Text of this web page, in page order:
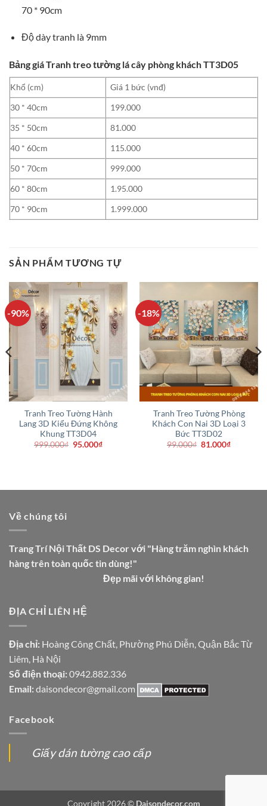
70 * 90cm
Độ dày tranh là 9mm
Bảng giá Tranh treo tường lá cây phòng khách TT3D05
Khổ (cm)
Giá 1 bức (vnđ)
30 * 40cm
199.000
35 * 50cm
81.000
40 * 60cm
115.000
50 * 70cm
999.000
60 * 80cm
1.95.000
70 * 90cm
1.999.000
SẢN PHẨM TƯƠNG TỰ
-90%
Tranh Treo Tường Hành
Lang 3D Kiểu Đứng Không
Khung TT3D04
999.000₫ Giá
95.000₫Giá
-18%
Tranh Treo Tường Phòng
Khách Con Nai 3D Loại 3
Bức TT3D02
99.000₫ Giá
81.000₫Giá
Về chúng tôi
Trang Trí Nội Thất DS Decor với "Hàng trăm nghìn khách
hàng trên toàn quốc tin dùng!"
Đẹp mãi với không gian!
ĐỊA CHỈ LIÊN HỆ
Địa chỉ: Hoàng Công Chất, Phường Phú Diễn, Quận Bắc Từ
Liêm, Hà Nội
Số điện thoại: 0942.882.336
Email: daisondecor@gmail.com
Facebook
Giấy dán tường cao cấp
Copyright 2026 © Daisondecor.com